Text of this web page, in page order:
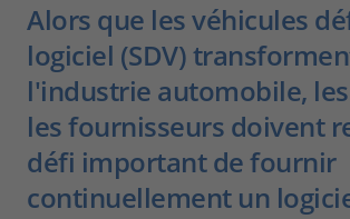
Alors que les véhicules
logiciel (SDV)
l'industrie automobile,
les fournisseurs doivent
défi important de fournir
continuellement un